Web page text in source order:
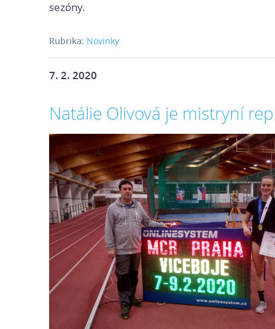
sezóny.
Rubrika: Novinky
7. 2. 2020
Natálie Olivová je mistryní